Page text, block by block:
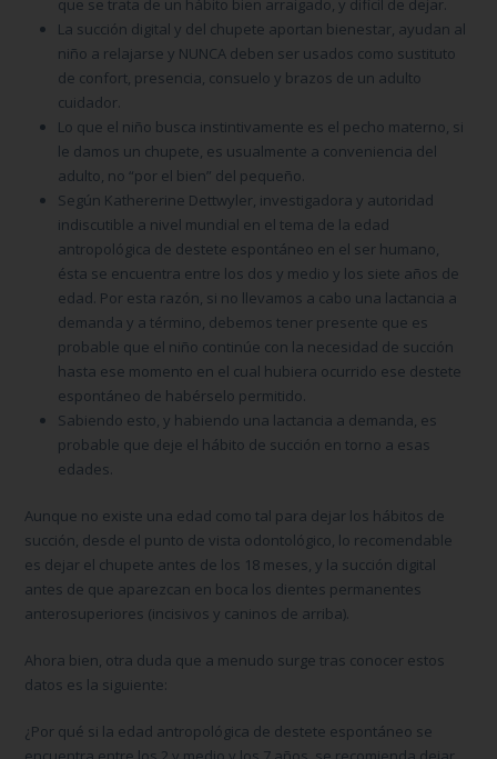
que se trata de un hábito bien arraigado, y difícil de dejar.
La succión digital y del chupete aportan bienestar, ayudan al
niño a relajarse y NUNCA deben ser usados como sustituto
de confort, presencia, consuelo y brazos de un adulto
cuidador.
Lo que el niño busca instintivamente es el pecho materno, si
le damos un chupete, es usualmente a conveniencia del
adulto, no “por el bien” del pequeño.
Según Kathererine Dettwyler, investigadora y autoridad
indiscutible a nivel mundial en el tema de la edad
antropológica de destete espontáneo en el ser humano,
ésta se encuentra entre los dos y medio y los siete años de
edad. Por esta razón, si no llevamos a cabo una lactancia a
demanda y a término, debemos tener presente que es
probable que el niño continúe con la necesidad de succión
hasta ese momento en el cual hubiera ocurrido ese destete
espontáneo de habérselo permitido.
Sabiendo esto, y habiendo una lactancia a demanda, es
probable que deje el hábito de succión en torno a esas
edades.
Aunque no existe una edad como tal para dejar los hábitos de
succión, desde el punto de vista odontológico, lo recomendable
es dejar el chupete antes de los 18 meses, y la succión digital
antes de que aparezcan en boca los dientes permanentes
anterosuperiores (incisivos y caninos de arriba).
Ahora bien, otra duda que a menudo surge tras conocer estos
datos es la siguiente:
¿Por qué si la edad antropológica de destete espontáneo se